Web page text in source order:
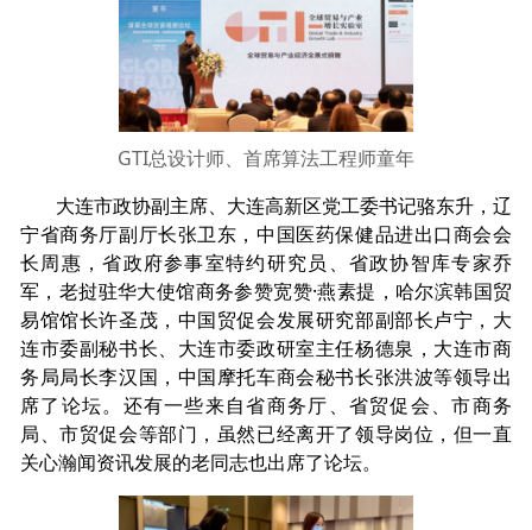
GTI总设计师、首席算法工程师童年
大连市政协副主席、大连高新区党工委书记骆东升，辽
宁省商务厅副厅长张卫东，中国医药保健品进出口商会会
长周惠，省政府参事室特约研究员、省政协智库专家乔
军，老挝驻华大使馆商务参赞宽赞·燕素提，哈尔滨韩国贸
易馆馆长许圣茂，中国贸促会发展研究部副部长卢宁，大
连市委副秘书长、大连市委政研室主任杨德泉，大连市商
务局局长李汉国，中国摩托车商会秘书长张洪波等领导出
席了论坛。还有一些来自省商务厅、省贸促会、市商务
局、市贸促会等部门，虽然已经离开了领导岗位，但一直
关心瀚闻资讯发展的老同志也出席了论坛。